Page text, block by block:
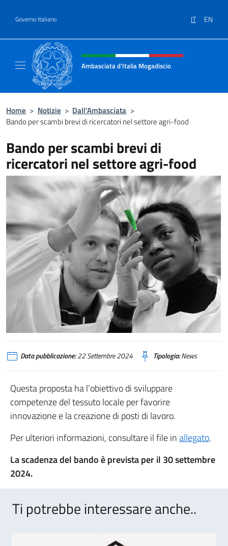
Governo Italiano IT EN
Intestazione sito, social e menù
Ambasciata d'Italia Mogadiscio
Home > Notizie > Dall’Ambasciata >
Bando per scambi brevi di ricercatori nel settore agri-food
Bando per scambi brevi di
ricercatori nel settore agri-food
Data pubblicazione:22 Settembre 2024 Tipologia:News
Questa proposta ha l’obiettivo di sviluppare
competenze del tessuto locale per favorire
innovazione e la creazione di posti di lavoro.
Per ulteriori informazioni, consultare il file inallegato.
La scadenza del bando è prevista per il 30 settembre
2024.
Ti potrebbe interessare anche..